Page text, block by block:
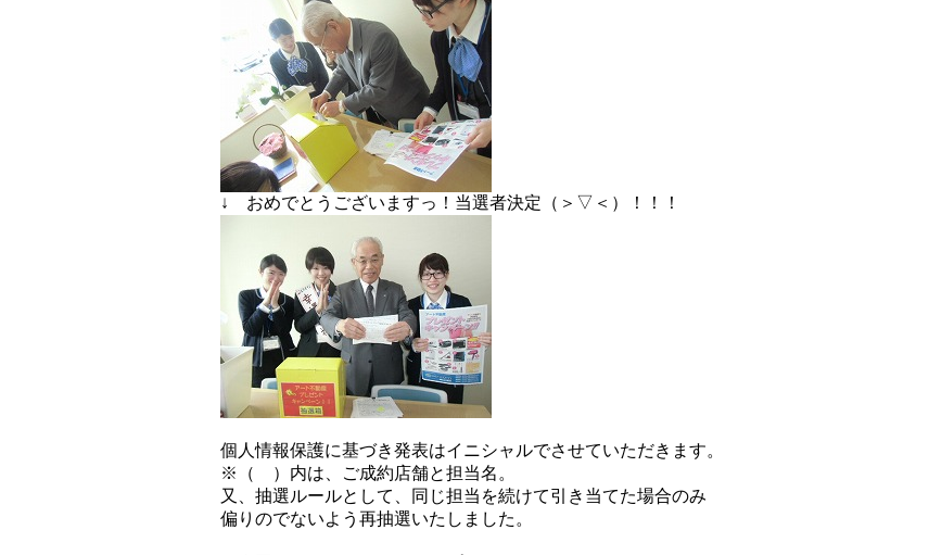
↓ おめでとうございますっ！当選者決定（＞▽＜）！！！
個人情報保護に基づき発表はイニシャルでさせていただきます。
※（ ）内は、ご成約店舗と担当名。
又、抽選ルールとして、同じ担当を続けて引き当てた場合のみ
偏りのでないよう再抽選いたしました。